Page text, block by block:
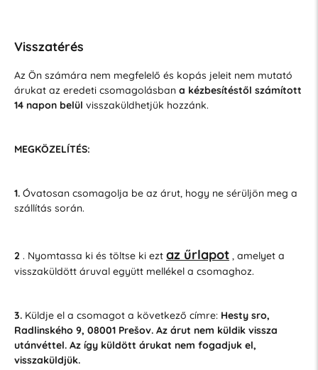
Visszatérés
Az Ön számára nem megfelelő és kopás jeleit nem mutató
árukat az eredeti csomagolásban a kézbesítéstől számított
14 napon belül visszaküldhetjük hozzánk.
MEGKÖZELÍTÉS:
1.Óvatosan csomagolja be az árut, hogy ne sérüljön meg a
szállítás során.
2 . Nyomtassa ki és töltse ki ezt az űrlapot, amelyet a
visszaküldött áruval együtt mellékel a csomaghoz.
3.Küldje el a csomagot a következő címre: Hesty sro,
Radlinského 9, 08001 Prešov. Az árut nem küldik vissza
utánvéttel. Az így küldött árukat nem fogadjuk el,
visszaküldjük.